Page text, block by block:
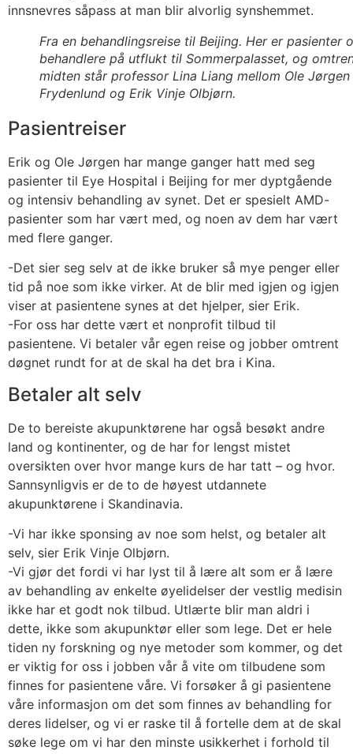
innsnevres såpass at man blir alvorlig synshemmet.
Fra en behandlingsreise til Beijing. Her er pasienter
behandlere på utflukt til Sommerpalasset, og
midten står professor Lina Liang mellom Ole Jørgen
Frydenlund og Erik Vinje Olbjørn.
Pasientreiser
Erik og Ole Jørgen har mange ganger hatt med seg
pasienter til Eye Hospital i Beijing for mer dyptgående
og intensiv behandling av synet. Det er spesielt AMD-
pasienter som har vært med, og noen av dem har vært
med flere ganger.
-Det sier seg selv at de ikke bruker så mye penger eller
tid på noe som ikke virker. At de blir med igjen og igjen
viser at pasientene synes at det hjelper, sier Erik.
-For oss har dette vært et nonprofit tilbud til
pasientene. Vi betaler vår egen reise og jobber omtrent
døgnet rundt for at de skal ha det bra i Kina.
Betaler alt selv
De to bereiste akupunktørene har også besøkt andre
land og kontinenter, og de har for lengst mistet
oversikten over hvor mange kurs de har tatt – og hvor.
Sannsynligvis er de to de høyest utdannete
akupunktørene i Skandinavia.
-Vi har ikke sponsing av noe som helst, og betaler alt
selv, sier Erik Vinje Olbjørn.
-Vi gjør det fordi vi har lyst til å lære alt som er å lære
av behandling av enkelte øyelidelser der vestlig medisin
ikke har et godt nok tilbud. Utlærte blir man aldri i
dette, ikke som akupunktør eller som lege. Det er hele
tiden ny forskning og nye metoder som kommer, og det
er viktig for oss i jobben vår å vite om tilbudene som
finnes for pasientene våre. Vi forsøker å gi pasientene
våre informasjon om det som finnes av behandling for
deres lidelser, og vi er raske til å fortelle dem at de skal
søke lege om vi har den minste usikkerhet i forhold til